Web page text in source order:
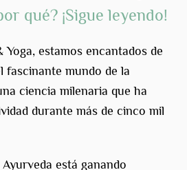
qué? ¡Sigue leyendo!
estamos encantados de
mundo de la
ciencia milenaria que ha
durante más de cinco mil
está ganando